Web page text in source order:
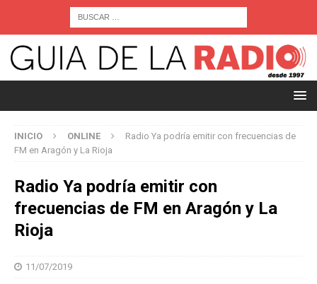
INICIO ONLINE
Radio Ya podría emitir con frecuencias de
FM en Aragón y La Rioja
Radio Ya podría emitir con
frecuencias de FM en Aragón y La
Rioja
11/07/2019